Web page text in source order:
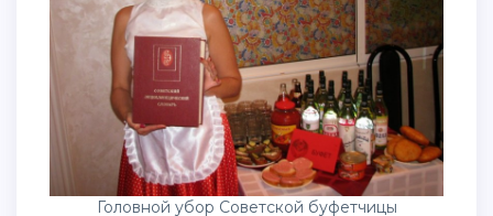
Головной убор Советской буфетчицы